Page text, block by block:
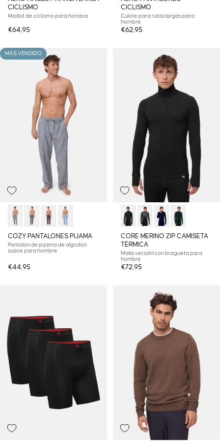
CICLISMO
Maillot de ciclismo para hombre
€64,95
CICLISMO
Culote para rutas largas para
hombre
€62,95
MÁS VENDIDO
COZY PANTALONES PIJAMA
Pantalón de pijama de algodón
suave para hombre
€44,95
CORE MERINO ZIP CAMISETA
TÉRMICA
Malla versátil con bragueta para
hombre
€72,95